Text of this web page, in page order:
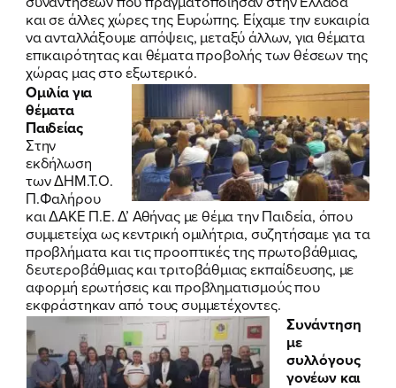
και σε άλλες χώρες της Ευρώπης. Είχαμε την ευκαιρία
να ανταλλάξουμε απόψεις, μεταξύ άλλων, για θέματα
επικαιρότητας και θέματα προβολής των θέσεων της
χώρας μας στο εξωτερικό.
Ομιλία για
θέματα
Παιδείας
Στην
εκδήλωση
των ΔΗΜ.Τ.Ο.
Π.Φαλήρου
και ΔΑΚΕ Π.Ε. Δ’ Αθήνας με θέμα την Παιδεία, όπου
συμμετείχα ως κεντρική ομιλήτρια, συζητήσαμε για τα
προβλήματα και τις προοπτικές της πρωτοβάθμιας,
δευτεροβάθμιας και τριτοβάθμιας εκπαίδευσης, με
αφορμή ερωτήσεις και προβληματισμούς που
εκφράστηκαν από τους συμμετέχοντες.
Συνάντηση
με
συλλόγους
γονέων και